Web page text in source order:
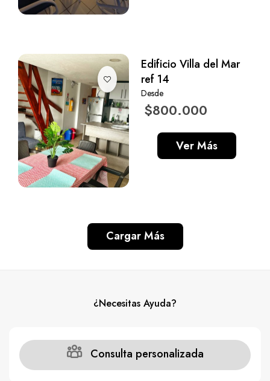
Edificio Villa del Mar
ref 14
Desde
$800.000
Ver Más
Cargar Más
¿Necesitas Ayuda?
Consulta personalizada